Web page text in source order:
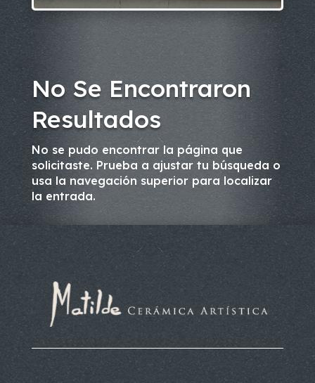
No Se Encontraron
Resultados
No se pudo encontrar la página que
solicitaste. Prueba a ajustar tu búsqueda o
usa la navegación superior para localizar
la entrada.